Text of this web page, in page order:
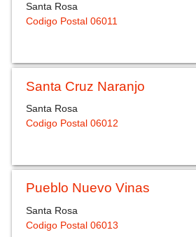
Santa Rosa
Codigo Postal 06011
Santa Cruz Naranjo
Santa Rosa
Codigo Postal 06012
Pueblo Nuevo Vinas
Santa Rosa
Codigo Postal 06013